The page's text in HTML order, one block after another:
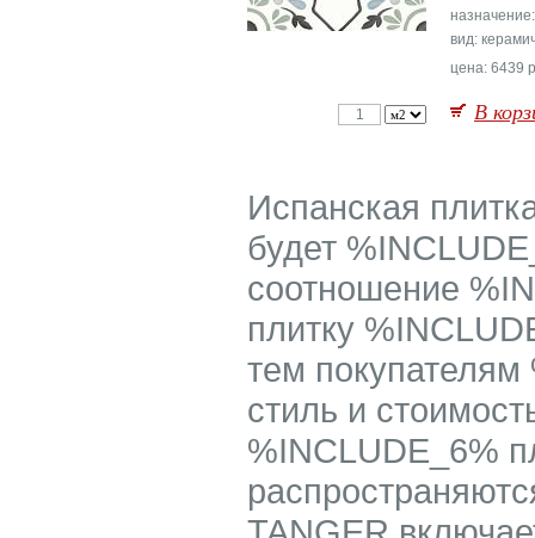
вид:
цена: 6439
В
Испанская
будет
соотношение
плитку
тем
стиль и
%INCLUDE_6%